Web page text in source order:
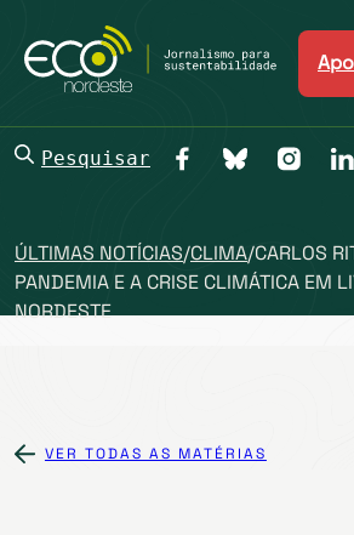
Pesquisar
ÚLTIMAS NOTÍCIAS/CLIMA/CARLOS
PANDEMIA E A CRISE CLIMÁTICA EM
NORDESTE
VER TODAS AS MATÉRIAS